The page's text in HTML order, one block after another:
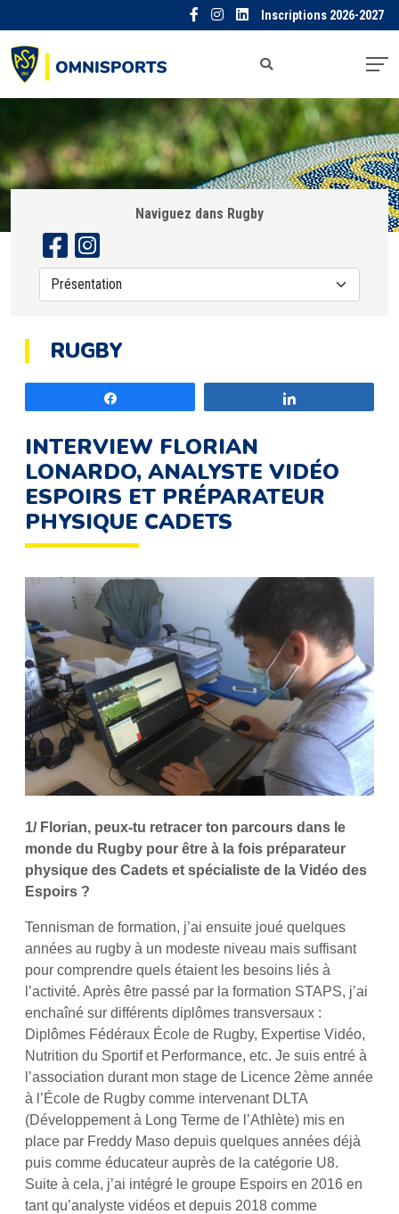
Inscriptions 2026-2027
Naviguez dans Rugby
RUGBY
INTERVIEW FLORIAN
LONARDO, ANALYSTE VIDÉO
ESPOIRS ET PRÉPARATEUR
PHYSIQUE CADETS
1/ Florian, peux-tu retracer ton parcours dans le
monde du Rugby pour être à la fois préparateur
physique des Cadets et spécialiste de la Vidéo des
Espoirs ?
Tennisman de formation, j’ai ensuite joué quelques
années au rugby à un modeste niveau mais suffisant
pour comprendre quels étaient les besoins liés à
l’activité. Après être passé par la formation STAPS, j’ai
enchaîné sur différents diplômes transversaux :
Diplômes Fédéraux École de Rugby, Expertise Vidéo,
Nutrition du Sportif et Performance, etc. Je suis entré à
l’association durant mon stage de Licence 2ème année
à l’École de Rugby comme intervenant DLTA
(Développement à Long Terme de l’Athlète) mis en
place par Freddy Maso depuis quelques années déjà
puis comme éducateur auprès de la catégorie U8.
Suite à cela, j’ai intégré le groupe Espoirs en 2016 en
tant qu’analyste vidéos et depuis 2018 comme